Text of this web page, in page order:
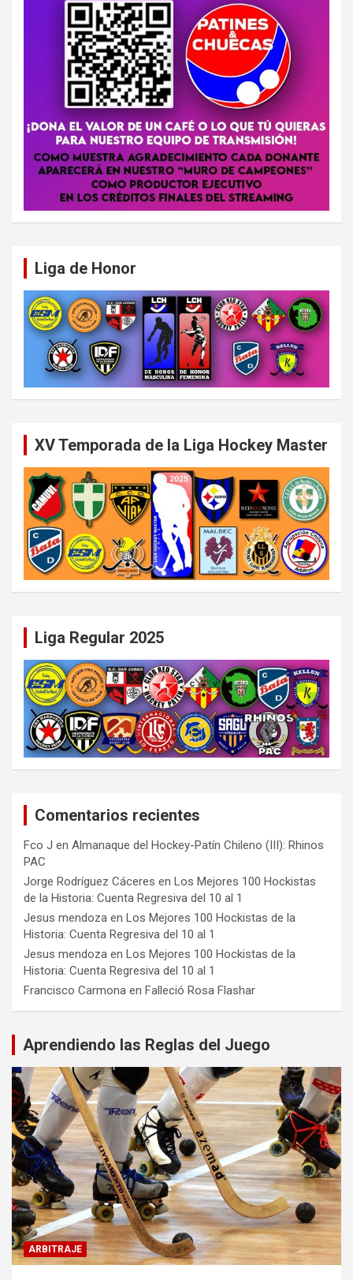
Liga de Honor
XV Temporada de la Liga Hockey Master
Liga Regular 2025
Comentarios recientes
Fco J en Almanaque del Hockey-Patín Chileno (III): Rhinos
PAC
Jorge Rodríguez Cáceres en Los Mejores 100 Hockistas
de la Historia: Cuenta Regresiva del 10 al 1
Jesus mendoza en Los Mejores 100 Hockistas de la
Historia: Cuenta Regresiva del 10 al 1
Jesus mendoza en Los Mejores 100 Hockistas de la
Historia: Cuenta Regresiva del 10 al 1
Francisco Carmona en Falleció Rosa Flashar
Aprendiendo las Reglas del Juego
ARBITRAJE